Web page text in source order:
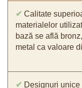
✔ Calitate
materialelor
bază se află
metal ca valoare
✔ Designuri unice